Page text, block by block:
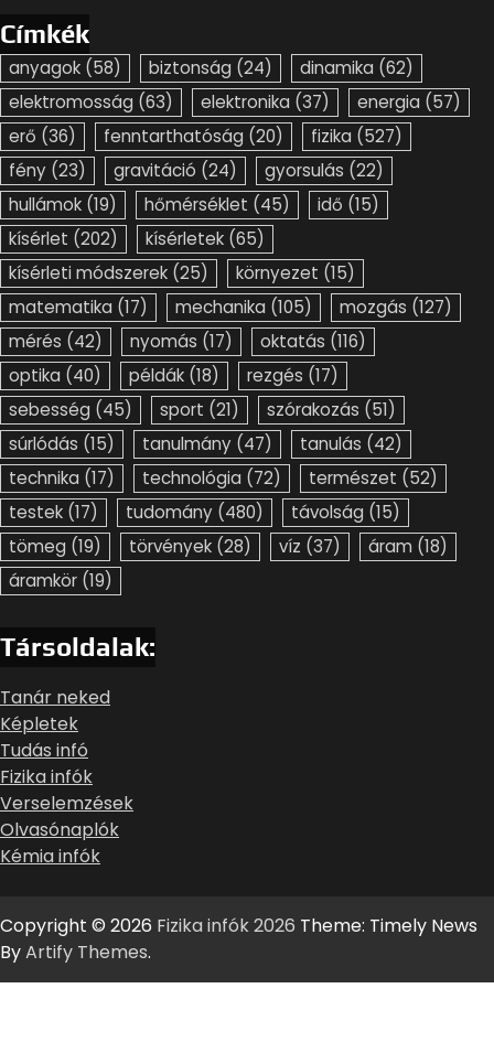
Címkék
anyagok (58) biztonság (24) dinamika (62)
elektromosság (63) elektronika (37) energia (57)
erő (36) fenntarthatóság (20) fizika (527)
fény (23) gravitáció (24) gyorsulás (22)
hullámok (19) hőmérséklet (45) idő (15)
kísérlet (202) kísérletek (65)
kísérleti módszerek (25) környezet (15)
matematika (17) mechanika (105) mozgás (127)
mérés (42) nyomás (17) oktatás (116)
optika (40) példák (18) rezgés (17)
sebesség (45) sport (21) szórakozás (51)
súrlódás (15) tanulmány (47) tanulás (42)
technika (17) technológia (72) természet (52)
testek (17) tudomány (480) távolság (15)
tömeg (19) törvények (28) víz (37) áram (18)
áramkör (19)
Társoldalak:
Tanár neked
Képletek
Tudás infó
Fizika infók
Verselemzések
Olvasónaplók
Kémia infók
Copyright © 2026 Fizika infók 2026 Theme: Timely News
ByArtify Themes.